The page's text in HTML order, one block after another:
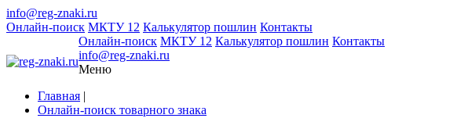
info@reg-znaki.ru
Онлайн-поиск МКТУ 12 Калькулятор пошлин Контакты
Онлайн-поиск МКТУ 12 Калькулятор пошлин Контакты
info@reg-znaki.ru
Меню
Главная |
Онлайн-поиск товарного знака